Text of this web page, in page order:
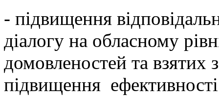
- підвищення
діалогу на обласному
домовленостей та взятих
підвищення